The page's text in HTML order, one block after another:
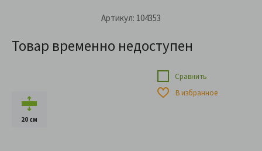
Артикул: 104353
Товар временно недоступен
Сравнить
В избранное
20 см